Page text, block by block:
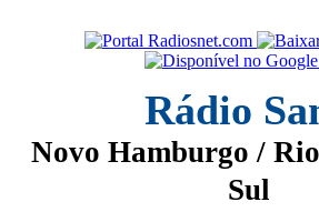
Rádio
Novo Hamburgo /
Sul